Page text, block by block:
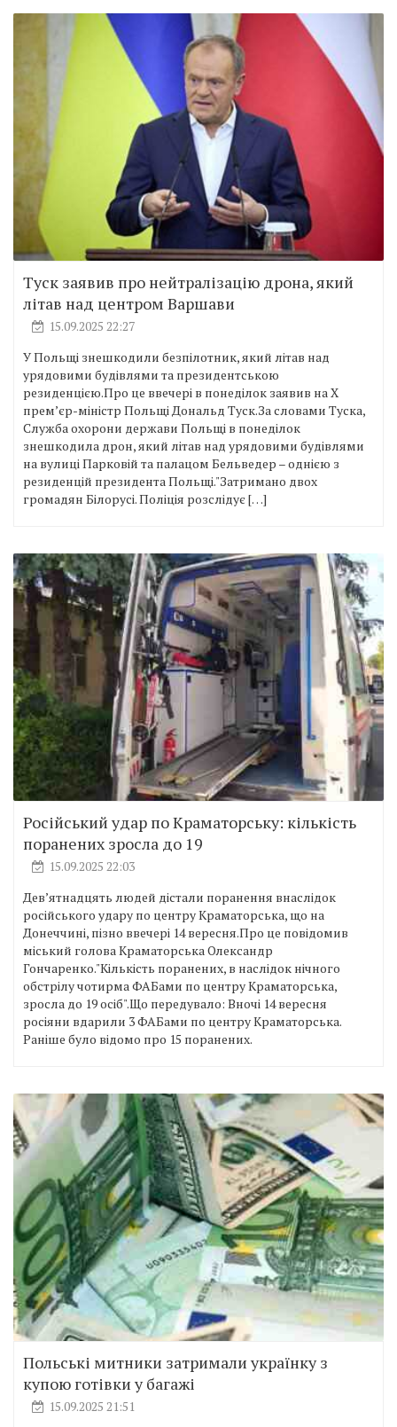
Туск заявив про нейтралізацію дрона, який
літав над центром Варшави
15.09.2025 22:27
У Польщі знешкодили безпілотник, який літав над
урядовими будівлями та президентською
резиденцією.Про це ввечері в понеділок заявив на Х
премʼєр-міністр Польщі Дональд Туск.За словами Туска,
Служба охорони держави Польщі в понеділок
знешкодила дрон, який літав над урядовими будівлями
на вулиці Парковій та палацом Бельведер – однією з
резиденцій президента Польщі."Затримано двох
громадян Білорусі. Поліція розслідує […]
Російський удар по Краматорську: кількість
поранених зросла до 19
15.09.2025 22:03
Дев’ятнадцять людей дістали поранення внаслідок
російського удару по центру Краматорська, що на
Донеччині, пізно ввечері 14 вересня.Про це повiдомив
міський голова Краматорська Олександр
Гончаренко."Кількість поранених, в наслідок нічного
обстрілу чотирма ФАБами по центру Краматорська,
зросла до 19 осіб".Що передувало: Вночі 14 вересня
росіяни вдарили 3 ФАБами по центру Краматорська.
Раніше було відомо про 15 поранених.
Польські митники затримали українку з
купою готівки у багажі
15.09.2025 21:51